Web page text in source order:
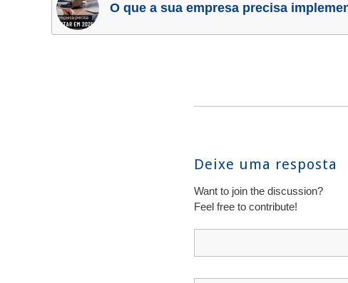
O que a sua empresa precisa
Deixe uma resposta
Want to join the discussion?
Feel free to contribute!